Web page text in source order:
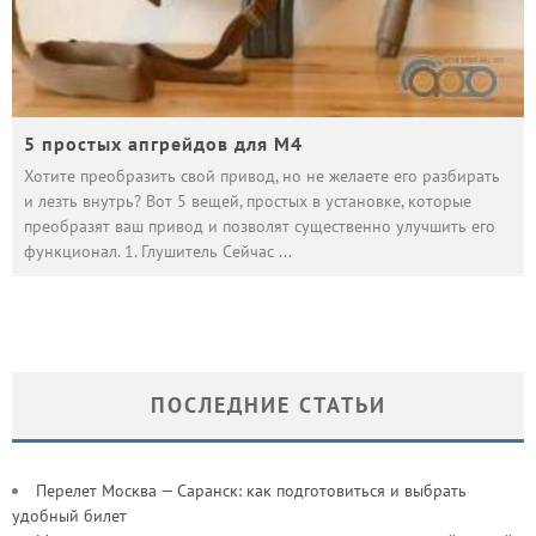
5 простых апгрейдов для М4
Хотите преобразить свой привод, но не желаете его разбирать
и лезть внутрь? Вот 5 вещей, простых в установке, которые
преобразят ваш привод и позволят существенно улучшить его
функционал. 1. Глушитель Сейчас ...
ПОСЛЕДНИЕ СТАТЬИ
Перелет Москва — Саранск: как подготовиться и выбрать
удобный билет